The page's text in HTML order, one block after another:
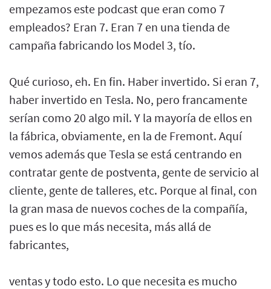
empezamos este podcast que eran como 7
empleados? Eran 7. Eran 7 en una tienda de
campaña fabricando los Model 3, tío.
Qué curioso, eh. En fin. Haber invertido. Si eran 7,
haber invertido en Tesla. No, pero francamente
serían como 20 algo mil. Y la mayoría de ellos en
la fábrica, obviamente, en la de Fremont. Aquí
vemos además que Tesla se está centrando en
contratar gente de postventa, gente de servicio al
cliente, gente de talleres, etc. Porque al final, con
la gran masa de nuevos coches de la compañía,
pues es lo que más necesita, más allá de
fabricantes,
ventas y todo esto. Lo que necesita es mucho